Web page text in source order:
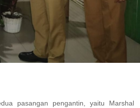
pasangan pengantin, yaitu Marshal